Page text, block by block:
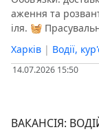
аження та
іля. 🧺
Харків | Водії,
14.07.2026 15:50
ВАКАНСІЯ: